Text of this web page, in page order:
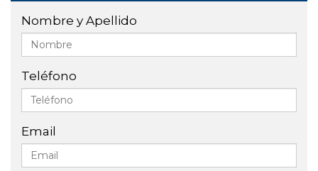
Nombre y Apellido
Teléfono
Email